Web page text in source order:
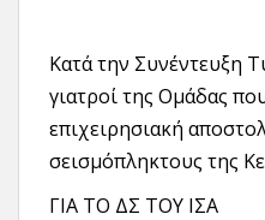
Κατά την Συνέντευξη
γιατροί της Ομάδας
επιχειρησιακή
σεισμόπληκτους της
ΓΙΑ ΤΟ ΔΣ ΤΟΥ ΙΣΑ